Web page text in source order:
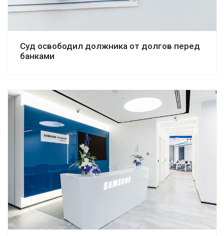
Суд освободил должника от долгов перед
банками
Смотреть дело